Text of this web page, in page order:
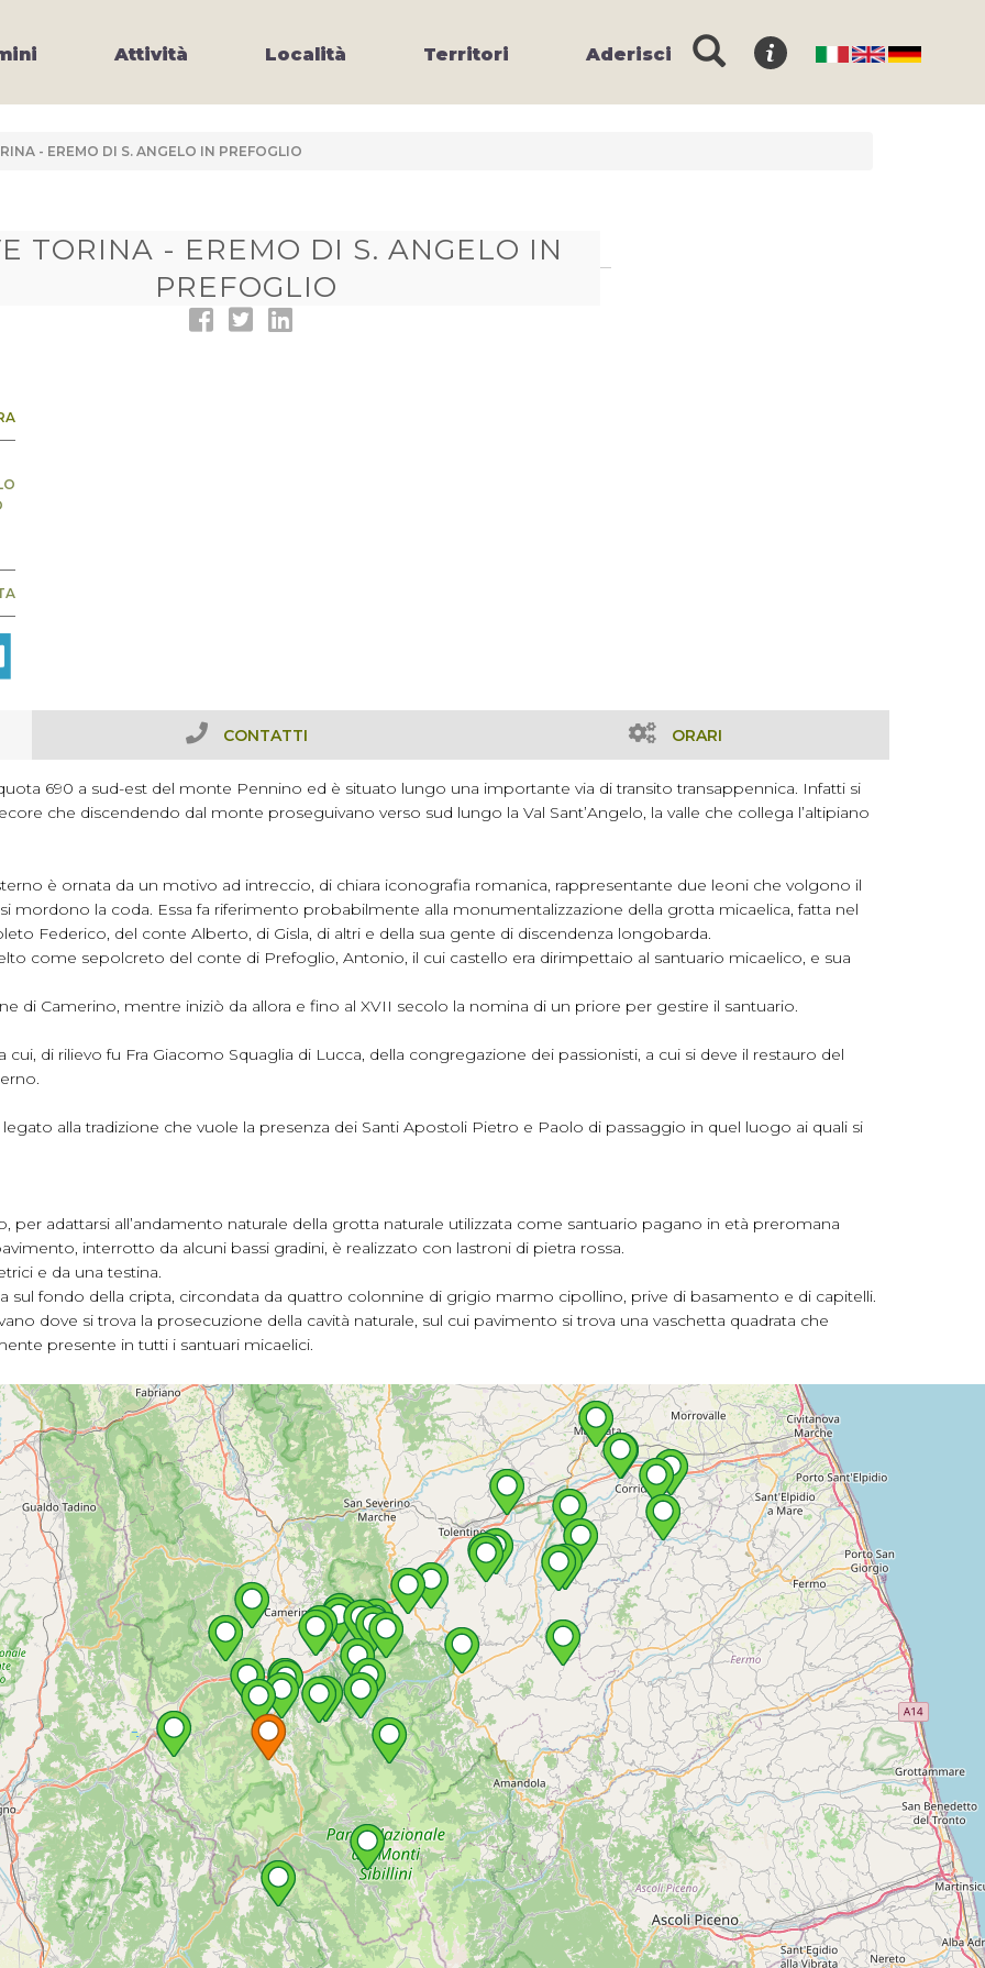
Attività Località Territori Aderisci
- EREMO DI S. ANGELO IN PREFOGLIO
- EREMO DI S. ANGELO IN
PREFOGLIO
CONTATTI ORARI
690 a sud-est del monte Pennino ed è situato lungo una importante via di transito transappennica. Infatti si
che discendendo dal monte proseguivano verso sud lungo la Val Sant’Angelo, la valle che collega l’altipiano
è ornata da un motivo ad intreccio, di chiara iconografia romanica, rappresentante due leoni che volgono il
la coda. Essa fa riferimento probabilmente alla monumentalizzazione della grotta micaelica, fatta nel
Federico, del conte Alberto, di Gisla, di altri e della sua gente di discendenza longobarda.
come sepolcreto del conte di Prefoglio, Antonio, il cui castello era dirimpettaio al santuario micaelico, e sua
di Camerino, mentre iniziò da allora e fino al XVII secolo la nomina di un priore per gestire il santuario.
di rilievo fu Fra Giacomo Squaglia di Lucca, della congregazione dei passionisti, a cui si deve il restauro del
alla tradizione che vuole la presenza dei Santi Apostoli Pietro e Paolo di passaggio in quel luogo ai quali si
per adattarsi all’andamento naturale della grotta naturale utilizzata come santuario pagano in età preromana
interrotto da alcuni bassi gradini, è realizzato con lastroni di pietra rossa.
e da una testina.
sul fondo della cripta, circondata da quattro colonnine di grigio marmo cipollino, prive di basamento e di capitelli.
dove si trova la prosecuzione della cavità naturale, sul cui pavimento si trova una vaschetta quadrata che
presente in tutti i santuari micaelici.